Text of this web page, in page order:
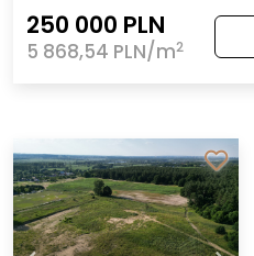
250 000 PLN
5 868,54 PLN/m2